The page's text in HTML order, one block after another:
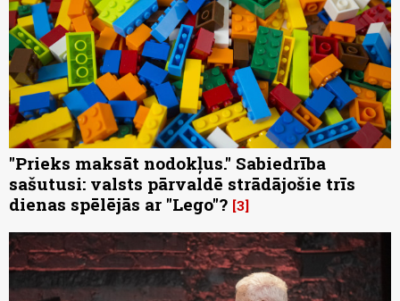
"Prieks maksāt nodokļus." Sabiedrība
sašutusi: valsts pārvaldē strādājošie trīs
dienas spēlējās ar "Lego"? 3